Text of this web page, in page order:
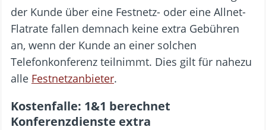
der Kunde über eine Festnetz- oder eine Allnet-
Flatrate fallen demnach keine extra Gebühren
an, wenn der Kunde an einer solchen
Telefonkonferenz teilnimmt. Dies gilt für nahezu
alle Festnetzanbieter.
Kostenfalle: 1&1 berechnet
Konferenzdienste extra